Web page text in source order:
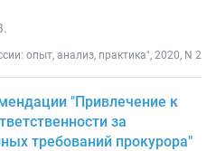
опыт, анализ, практика", 2020, N 2
"Привлечение к
за
требований прокурора"